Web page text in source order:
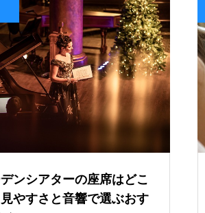
ンシアターの座席はどこ
やすさと音響で選ぶおす